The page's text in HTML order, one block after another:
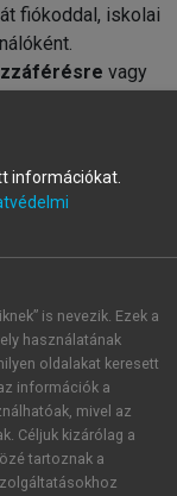
fiókoddal, iskolai
vagy
fiókot.
információkat.
is nevezik. Ezek a
használatának
oldalakat keresett
információk a
mivel az
Céljuk kizárólag a
tartoznak a